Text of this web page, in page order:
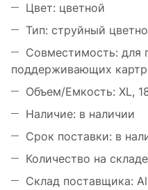
Цвет: цветной
Тип: струйный
Совместимость: для
поддерживающих
Объем/Емкость: XL,
Наличие: в наличии
Срок поставки: в
Количество на
Склад поставщика: